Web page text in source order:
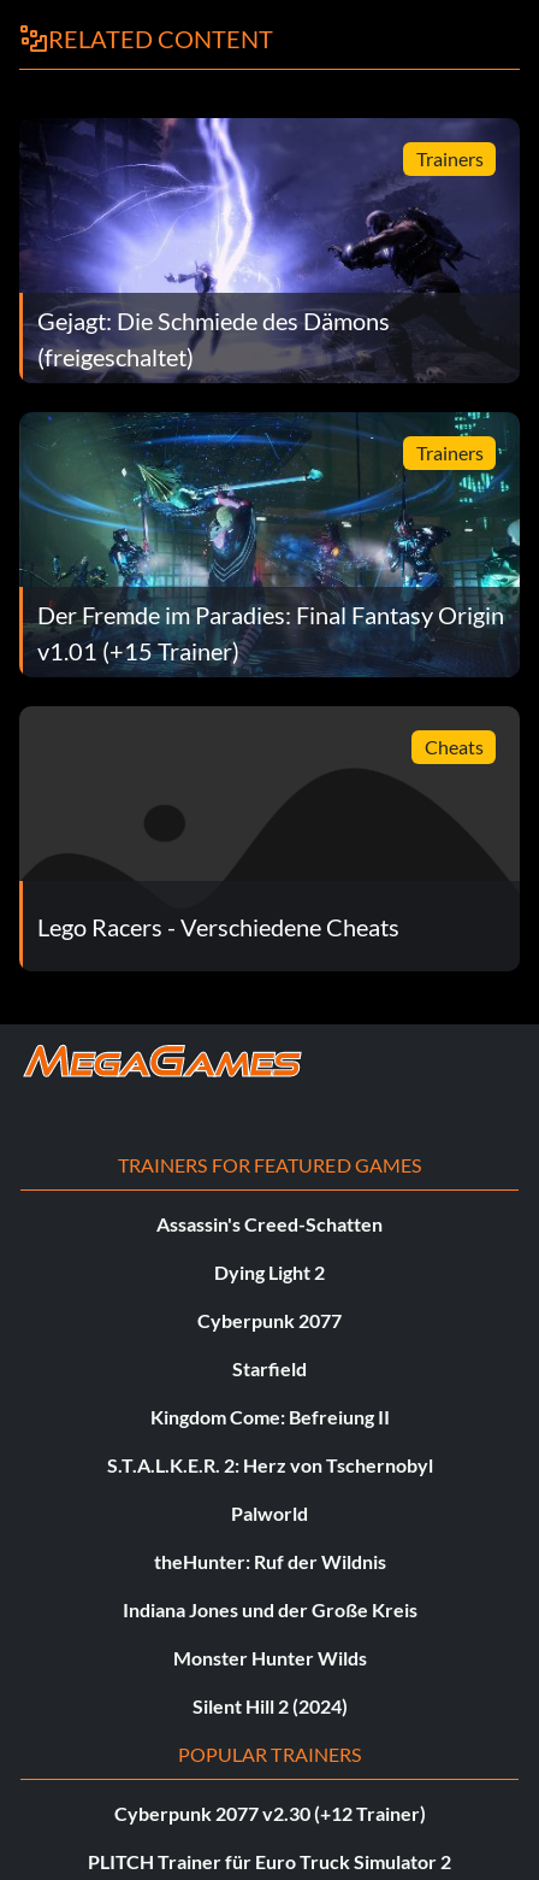
RELATED CONTENT
Trainers
Gejagt: Die Schmiede des Dämons
(freigeschaltet)
Trainers
Der Fremde im Paradies: Final Fantasy Origin
v1.01 (+15 Trainer)
Cheats
Lego Racers - Verschiedene Cheats
TRAINERS FOR FEATURED GAMES
Assassin's Creed-Schatten
Dying Light 2
Cyberpunk 2077
Starfield
Kingdom Come: Befreiung II
S.T.A.L.K.E.R. 2: Herz von Tschernobyl
Palworld
theHunter: Ruf der Wildnis
Indiana Jones und der Große Kreis
Monster Hunter Wilds
Silent Hill 2 (2024)
POPULAR TRAINERS
Cyberpunk 2077 v2.30 (+12 Trainer)
PLITCH Trainer für Euro Truck Simulator 2